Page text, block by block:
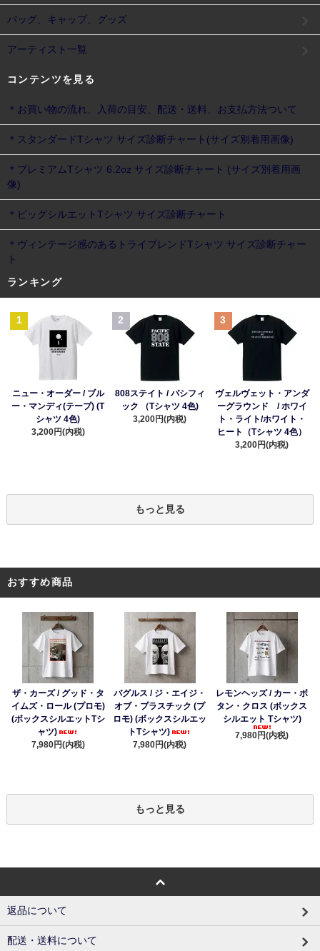
バッグ、キャップ、グッズ
アーティスト一覧
コンテンツを見る
＊お買い物の流れ、入荷の目安、配送・送料、お支払方法ついて
＊スタンダードTシャツ サイズ診断チャート(サイズ別着用画像)
＊プレミアムTシャツ 6.2oz サイズ診断チャート (サイズ別着用画
像)
＊ビッグシルエットTシャツ サイズ診断チャート
＊ヴィンテージ感のあるトライブレンドTシャツ サイズ診断チャー
ト
ランキング
1
ニュー・オーダー / ブル
ー・マンディ(テープ) (T
シャツ 4色)
3,200円(内税)
2
808ステイト / パシフィ
ック （Tシャツ 4色)
3,200円(内税)
3
ヴェルヴェット・アンダ
ーグラウンド / ホワイ
ト・ライト/ホワイト・
ヒート（Tシャツ 4色）
3,200円(内税)
もっと見る
おすすめ商品
ザ・カーズ / グッド・タ
イムズ・ロール (プロモ)
(ボックスシルエットTシ
ャツ)
7,980円(内税)
バグルス / ジ・エイジ・
オブ・プラスチック (プ
ロモ) (ボックスシルエッ
トTシャツ)
7,980円(内税)
レモンヘッズ / カー・ボ
タン・クロス (ボックス
シルエット Tシャツ)
7,980円(内税)
もっと見る
返品について
配送・送料について